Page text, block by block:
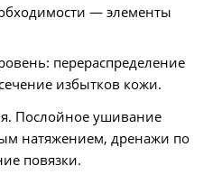
— элементы
перераспределение
избытков кожи.
Послойное ушивание
натяжением, дренажи по
повязки.